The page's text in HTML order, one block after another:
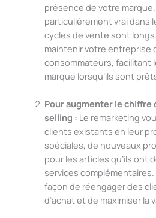
présence de votre
particulièrement vrai dans
cycles de vente sont
maintenir votre entreprise
consommateurs, facilitant
marque lorsqu’ils sont
Pour augmenter le chiffre
selling : Le remarketing
clients existants en leur
spéciales, de nouveaux
pour les articles qu’ils ont
services
façon de réengager des
d’achat et de maximiser la